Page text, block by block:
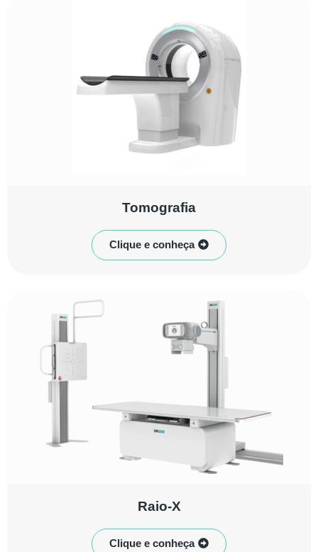
Tomografia
Clique e conheça
Raio-X
Clique e conheça